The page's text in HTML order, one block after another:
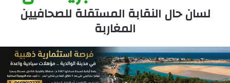
لسان حال النقابة المستقلة للصحافيين
المغاربة